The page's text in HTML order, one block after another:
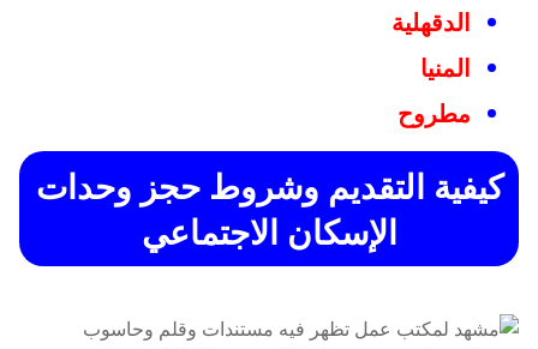
الدقهلية
المنيا
مطروح
كيفية التقديم وشروط حجز وحدات
الإسكان الاجتماعي